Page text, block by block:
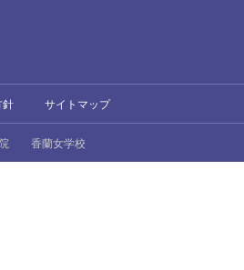
針 サイトマップ
香蘭女学校